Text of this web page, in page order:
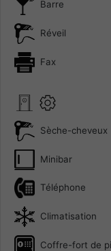
Barre
Réveil
Fax
Sèche-cheveux
Minibar
Téléphone
Climatisation
Coffre-fort de